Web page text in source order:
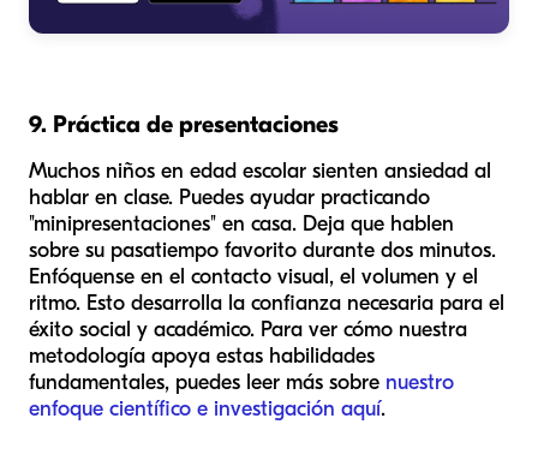
9. Práctica de presentaciones
Muchos niños en edad escolar sienten ansiedad al
hablar en clase. Puedes ayudar practicando
"minipresentaciones" en casa. Deja que hablen
sobre su pasatiempo favorito durante dos minutos.
Enfóquense en el contacto visual, el volumen y el
ritmo. Esto desarrolla la confianza necesaria para el
éxito social y académico. Para ver cómo nuestra
metodología apoya estas habilidades
fundamentales, puedes leer más sobre nuestro
enfoque científico e investigación aquí.